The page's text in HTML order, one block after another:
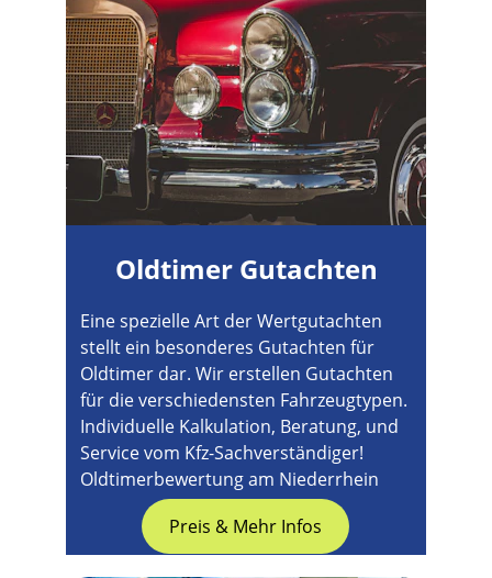
Oldtimer Gutachten
Eine spezielle Art der Wertgutachten
stellt ein besonderes Gutachten für
Oldtimer dar. Wir erstellen Gutachten
für die verschiedensten Fahrzeugtypen.
Individuelle Kalkulation, Beratung, und
Service vom Kfz-Sachverständiger!
Oldtimerbewertung am Niederrhein
Preis & Mehr Infos